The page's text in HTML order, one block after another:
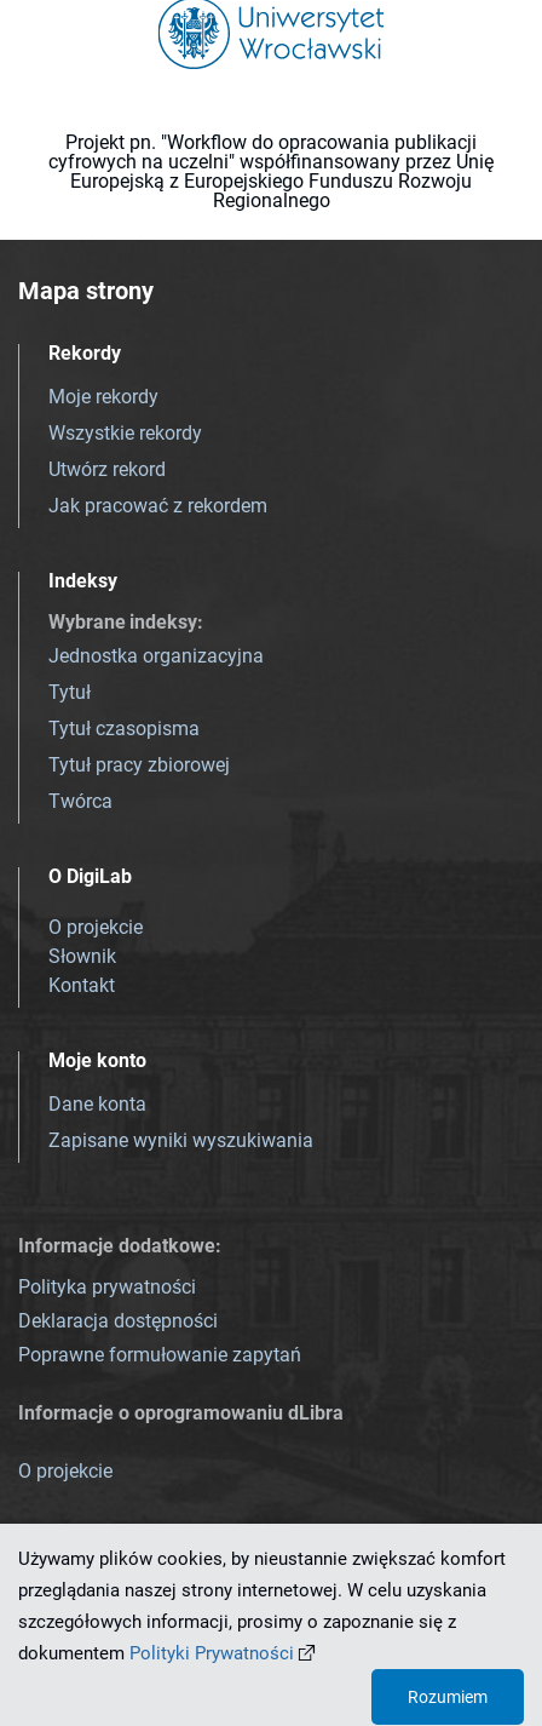
Projekt pn. "Workflow do opracowania publikacji
cyfrowych na uczelni" współfinansowany przez Unię
Europejską z Europejskiego Funduszu Rozwoju
Regionalnego
Mapa strony
Rekordy
Moje rekordy
Wszystkie rekordy
Utwórz rekord
Jak pracować z rekordem
Indeksy
Wybrane indeksy:
Jednostka organizacyjna
Tytuł
Tytuł czasopisma
Tytuł pracy zbiorowej
Twórca
O DigiLab
O projekcie
Słownik
Kontakt
Moje konto
Dane konta
Zapisane wyniki wyszukiwania
Informacje dodatkowe:
Polityka prywatności
Deklaracja dostępności
Poprawne formułowanie zapytań
Informacje o oprogramowaniu dLibra
O projekcie
Ten serwis działa dzięki oprogramowaniu
Używamy plików cookies, by nieustannie zwiększać komfort
przeglądania naszej strony internetowej. W celu uzyskania
szczegółowych informacji, prosimy o zapoznanie się z
dokumentem Polityki Prywatności
Rozumiem